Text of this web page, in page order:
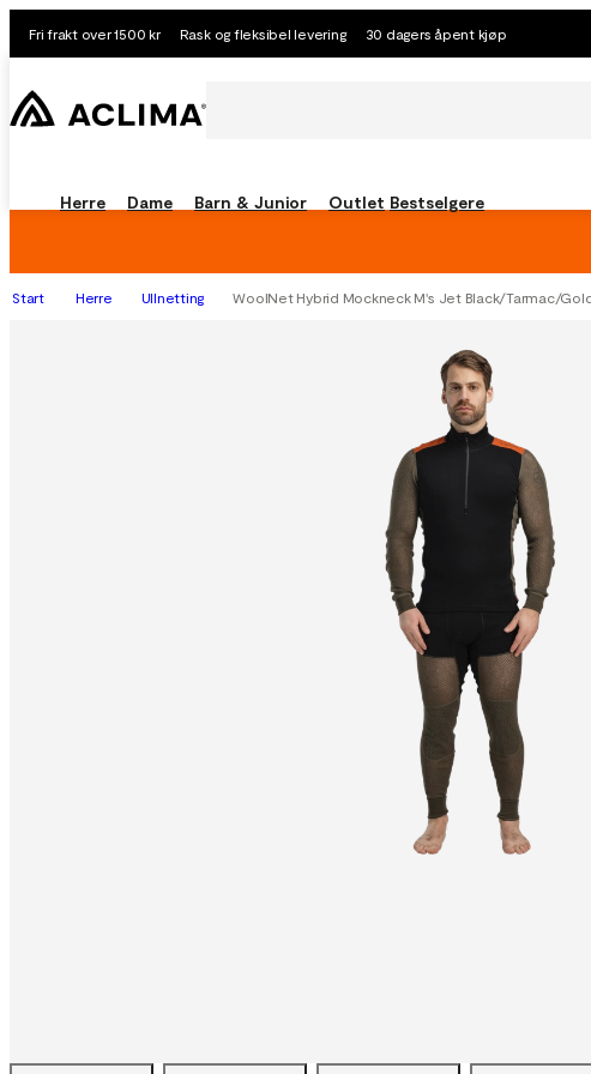
Fri frakt over 1500 kr Rask og fleksibel levering 30 dagers åpent kjøp
Herre Dame Barn & Junior Outlet Bestselgere
Start Herre Ullnetting WoolNet Hybrid Mockneck M's Jet Black/Tarmac/